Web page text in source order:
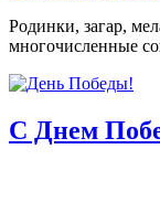
Родинки, загар,
многочисленные
С Днем